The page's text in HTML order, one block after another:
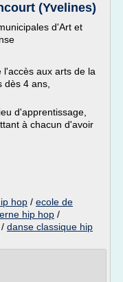
(Yvelines)
d'Art et
l'accès aux arts de la
4 ans,
d'apprentissage,
à chacun d'avoir
hop / ecole de
hip hop /
/ danse classique hip